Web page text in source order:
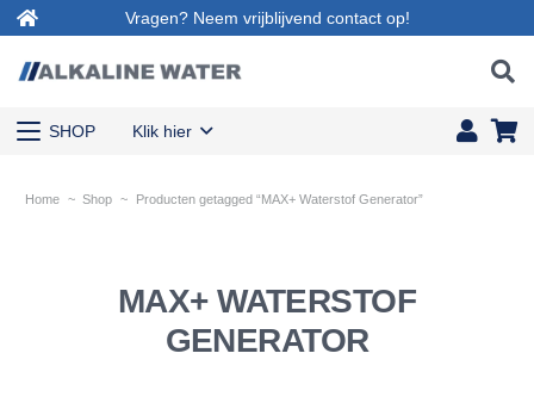
Vragen? Neem vrijblijvend contact op!
SHOP Klik hier
Home ~ Shop ~ Producten getagged “MAX+ Waterstof Generator”
MAX+ WATERSTOF
GENERATOR